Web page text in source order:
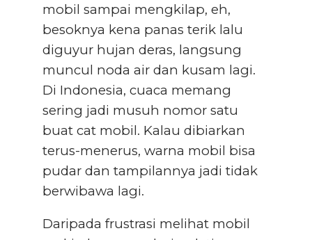
mobil sampai mengkilap, eh,
besoknya kena panas terik lalu
diguyur hujan deras, langsung
muncul noda air dan kusam lagi.
Di Indonesia, cuaca memang
sering jadi musuh nomor satu
buat cat mobil. Kalau dibiarkan
terus-menerus, warna mobil bisa
pudar dan tampilannya jadi tidak
berwibawa lagi.
Daripada frustrasi melihat mobil